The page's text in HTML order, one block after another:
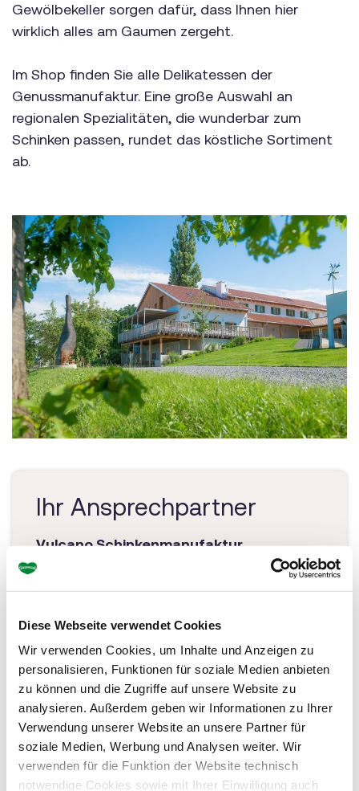
Diese Webseite verwendet Cookies
Wir verwenden Cookies, um Inhalte und Anzeigen zu
personalisieren, Funktionen für soziale Medien anbieten
zu können und die Zugriffe auf unsere Website zu
analysieren. Außerdem geben wir Informationen zu Ihrer
Verwendung unserer Website an unsere Partner für
soziale Medien, Werbung und Analysen weiter. Wir
verwenden für die Funktion der Website technisch
notwendige Cookies sowie mit Ihrer Einwilligung auch
Gewölbekeller sorgen dafür, dass Ihnen hier
wirklich alles am Gaumen zergeht.
Im Shop finden Sie alle Delikatessen der
Genussmanufaktur. Eine große Auswahl an
regionalen Spezialitäten, die wunderbar zum
Schinken passen, rundet das köstliche Sortiment
ab.
Ihr Ansprechpartner
Vulcano Schinkenmanufaktur
Auersbach/Eggreith 26
8330 Feldbach
mail@vulcano.at
www.vulcano.at